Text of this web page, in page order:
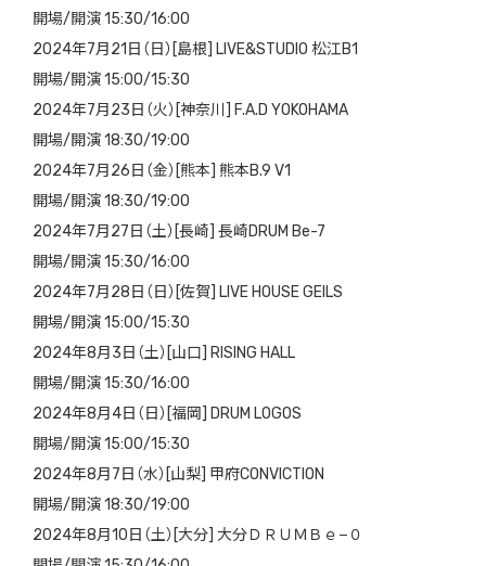
開場/開演 15:30/16:00
2024年7月21日（日）[島根] LIVE&STUDIO 松江B1
開場/開演 15:00/15:30
2024年7月23日（火）[神奈川] F.A.D YOKOHAMA
開場/開演 18:30/19:00
2024年7月26日（金）[熊本] 熊本B.9 V1
開場/開演 18:30/19:00
2024年7月27日（土）[長崎] 長崎DRUM Be-7
開場/開演 15:30/16:00
2024年7月28日（日）[佐賀] LIVE HOUSE GEILS
開場/開演 15:00/15:30
2024年8月3日（土）[山口] RISING HALL
開場/開演 15:30/16:00
2024年8月4日（日）[福岡] DRUM LOGOS
開場/開演 15:00/15:30
2024年8月7日（水）[山梨] 甲府CONVICTION
開場/開演 18:30/19:00
2024年8月10日（土）[大分] 大分ＤＲＵＭＢｅ−０